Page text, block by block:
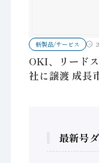
新製品/サービス
OKI、リード
社に譲渡 成長
最新号